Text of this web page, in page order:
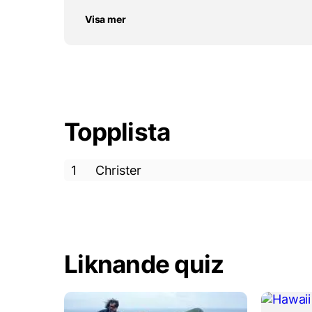
Visa mer
Topplista
1 Christer
Liknande quiz